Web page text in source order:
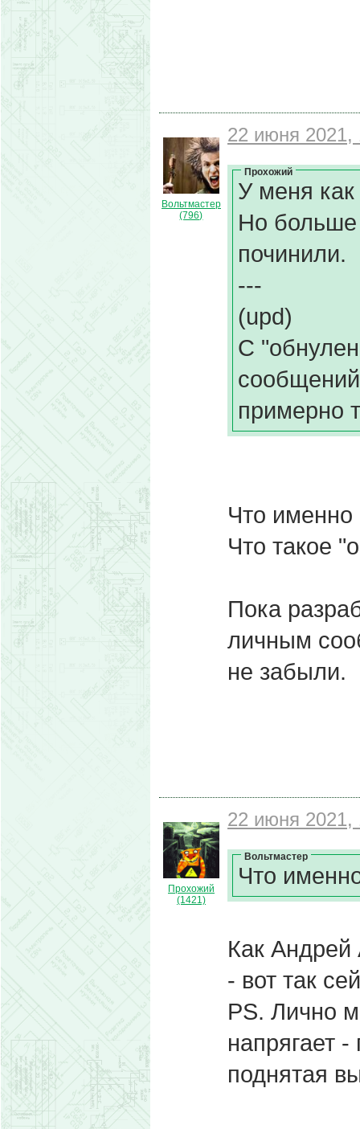
Вольтмастер
(796)
22 июня 2021,
Прохожий
У меня
Но больше
починили.
---
(upd)
С
примерно
Что именно
Что такое
Пока
личным
не забыли.
Прохожий
(1421)
22 июня 2021,
Вольтмастер
Что
Как
- вот так
PS. Лично
напрягает
поднятая